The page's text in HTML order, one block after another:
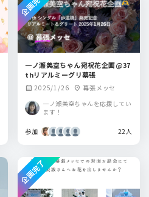
一ノ瀬美空ちゃん宛祝花企画@37
thリアルミーグリ幕張
calendar_month 2025/1/26 location_on 幕張メッセ
一ノ瀬美空ちゃんを応援してい
ます！
参加 22人
企画完了